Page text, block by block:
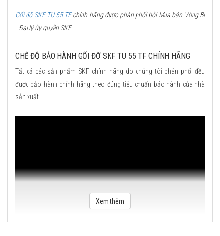
Gối đỡ SKF TU 55 TFchính hãng được phân phối bởi Mua bán Vòng Bi
- Đại lý ủy quyền SKF.
CHẾ ĐỘ BẢO HÀNH GỐI ĐỠ SKF TU 55 TF CHÍNH HÃNG
Tất cả các sản phẩm SKF chính hãng do chúng tôi phân phối đều
được bảo hành chính hãng theo đúng tiêu chuẩn bảo hành của nhà
sản xuất.
Xem thêm